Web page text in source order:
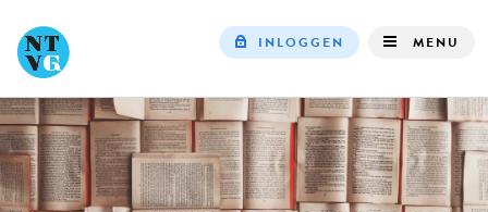
navigation
INLOGGEN MENU